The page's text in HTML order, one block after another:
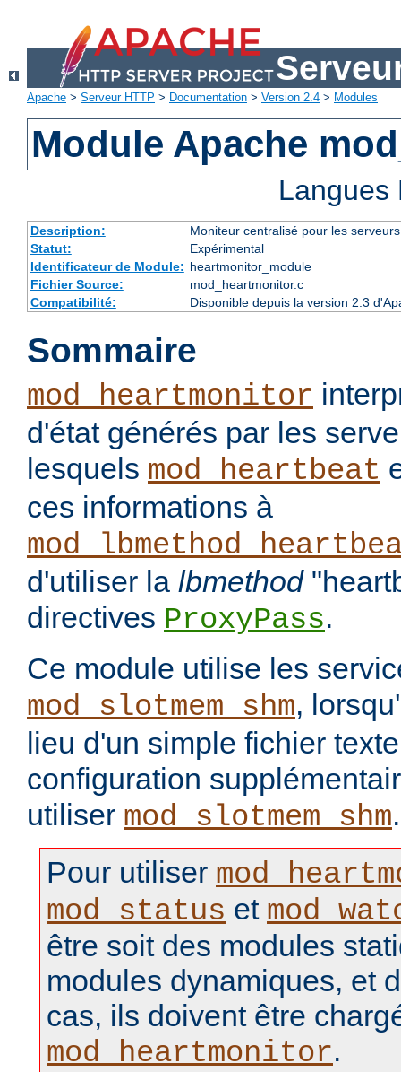
Apache > Serveur HTTP > Documentation > Version 2.4 > Modules
Module Apache
Description:
Moniteur centralisé pour les
Statut:
Expérimental
Identificateur de Module: heartmonitor_module
Fichier Source:
mod_heartmonitor.c
Compatibilité:
Disponible depuis la version 2.3
Sommaire
mod_heartmonitor
d'état générés par les
lesquels mod_heartbeat
ces informations à
d'utiliser la lbmethod
directives ProxyPass.
Ce module utilise les
mod_slotmem_shm,
lieu d'un simple fichier
configuration
utiliser mod_slotmem_shm.
Pour utiliser
mod_status et
être soit des modules
modules dynamiques, et
cas, ils doivent être
mod_heartmonitor.